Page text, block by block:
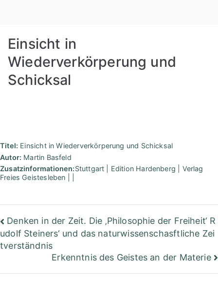
Bibliothek
Einsicht in
Wiederverkörperung und
Schicksal
Titel: Einsicht in Wiederverkörperung und Schicksal
Autor: Martin Basfeld
Zusatzinformationen:Stuttgart | Edition Hardenberg | Verlag
Freies Geistesleben | |
Beitragsnavigation
Denken in der Zeit. Die ‚Philosophie der Freiheit‘ R
udolf Steiners‘ und das naturwissenschasftliche Zei
tverständnis
Erkenntnis des Geistes an der Materie